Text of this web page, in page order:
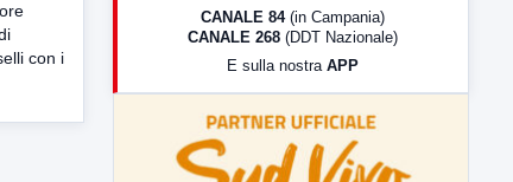
con i
LabNews (Diretta)
LabNews (replica)
CANALE 84 (in Campania)
CANALE 268 (DDT Nazionale)
E sulla nostra APP